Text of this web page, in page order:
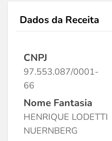
Dados da Receita
CNPJ
97.553.087/0001-
66
Nome Fantasia
HENRIQUE LODETTI
NUERNBERG